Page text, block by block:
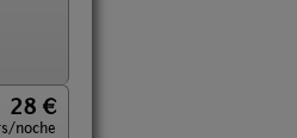
28 €
noche